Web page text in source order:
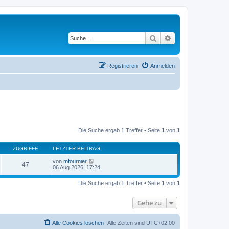
Suche
Anmelden
Registrieren
Die Suche ergab 1 Treffer • Seite 1 von 1
ZUGRIFFE LETZTER BEITRAG
47 von mfournier
06 Aug 2026, 17:24
Die Suche ergab 1 Treffer • Seite 1 von 1
Gehe zu
Alle Zeiten sind UTC+02:00
Alle Cookies löschen